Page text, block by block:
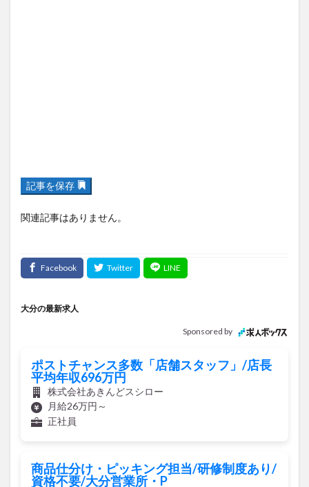
関連記事はありません。
ポストチャンス多数「店舗スタッフ」/店長
株式会社あきんどスシロー
月給26万円～
正社員
パラマウントケアサービス株式会社
月給16万9,870円～